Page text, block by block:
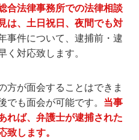
合法律事務所での法律相談
は、土日祝日、夜間でも対
事件について、逮捕前・逮
対応致します。
方が面会することはできま
も面会が可能です。 当事
れば、弁護士が逮捕された
致します。